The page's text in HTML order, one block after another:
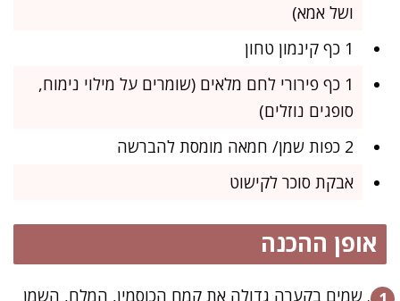
ושל אמא)
1 כף קינמון טחון
1 כף פירורי לחם מלאים (שומרים על מילוי נימוח,
סופגים נוזלים)
2 כפות שמן/ חמאה מומסת להברשה
אבקת סוכר לקישוט
אופן ההכנה
שמים בקערה גדולה את קמח הכוסמין, המלח, השמן